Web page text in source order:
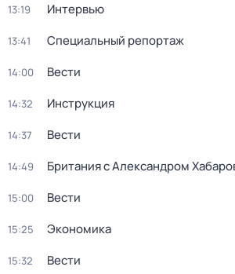
13:19 Интервью
13:41 Специальный репортаж
14:00 Вести
14:32 Инструкция
14:37 Вести
14:49 Британия с Александром
15:00 Вести
15:25 Экономика
15:32 Вести